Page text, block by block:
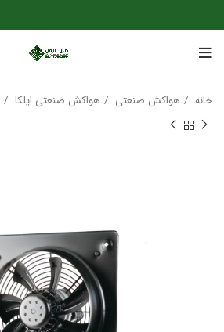
خانه هواکش صنعتی هواکش صنعتی ایلکا